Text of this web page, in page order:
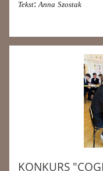
Tekst: Anna Szostak
KONKURS